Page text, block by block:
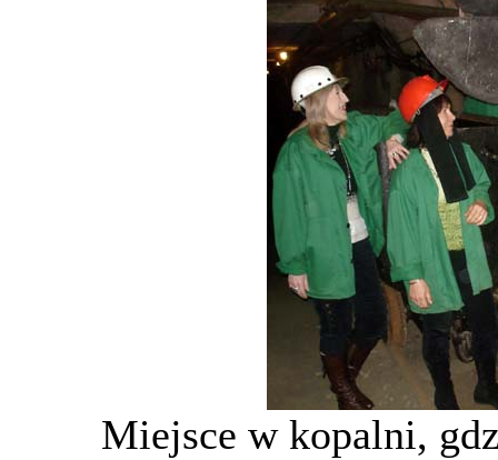
Miejsce w kopalni,